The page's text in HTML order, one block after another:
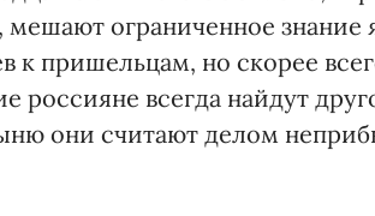
ограниченное знание
к пришельцам, но скорее
всегда найдут
они считают делом